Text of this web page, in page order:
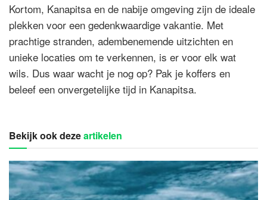
Kortom, Kanapitsa en de nabije omgeving zijn de ideale
plekken voor een gedenkwaardige vakantie. Met
prachtige stranden, adembenemende uitzichten en
unieke locaties om te verkennen, is er voor elk wat
wils. Dus waar wacht je nog op? Pak je koffers en
beleef een onvergetelijke tijd in Kanapitsa.
Bekijk ook dezeartikelen